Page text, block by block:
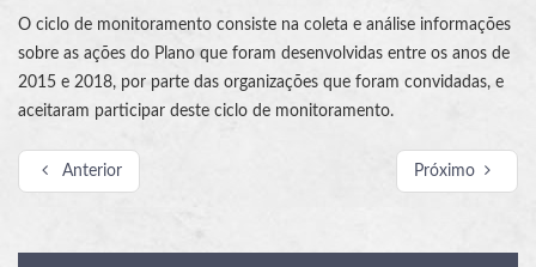
O ciclo de monitoramento consiste na coleta e análise informações
sobre as ações do Plano que foram desenvolvidas entre os anos de
2015 e 2018, por parte das organizações que foram convidadas, e
aceitaram participar deste ciclo de monitoramento.
Anterior Próximo